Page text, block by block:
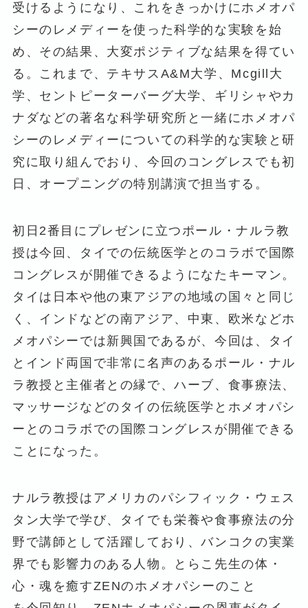
受けるようになり、これをきっかけにホメオパ
シーのレメディーを使った科学的な実験を始
め、その結果、大変ポジティブな結果を得てい
る。これまで、テキサスA&M大学、Mcgill大
学、セントピーターバーグ大学、ギリシャやカ
ナダなどの著名な科学研究所と一緒にホメオパ
シーのレメディーについての科学的な実験と研
究に取り組んでおり、今回のコングレスでも初
日、オープニングの特別講演で担当する。
初日2番目にプレゼンに立つポール・ナルラ教
授は今回、タイでの伝統医学とのコラボで国際
コングレスが開催できるようになたキーマン。
タイは日本や他の東アジアの地域の国々と同じ
く、インドなどの南アジア、中東、欧米などホ
メオパシーでは新興国であるが、今回は、タイ
とインド両国で非常に名声のあるポール・ナル
ラ教授と主催者との縁で、ハーブ、食事療法、
マッサージなどのタイの伝統医学とホメオパシ
ーとのコラボでの国際コングレスが開催できる
ことになった。
ナルラ教授はアメリカのパシフィック・ウェス
タン大学で学び、タイでも栄養や食事療法の分
野で講師として活躍しており、バンコクの実業
界でも影響力のある人物。とらこ先生の体・
心・魂を癒すZENのホメオパシーのこと